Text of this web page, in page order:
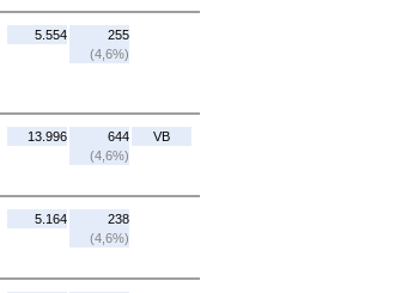
5.554
255
(4,6%)
13.996
644
(4,6%)
VB
5.164
238
(4,6%)